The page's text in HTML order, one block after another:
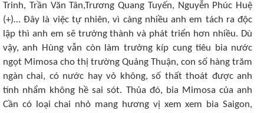
Trinh, Trần Văn Tân,Trương Quang Tuyến, Nguyễn Phúc Huệ
(+)… Đây là việc tự nhiên, vì càng nhiều anh em tách ra độc
lập thì anh em sẽ trưởng thành và phát triển hơn nhiều. Dù
vậy, anh Hùng vẫn còn làm trưởng kíp cung tiêu bia nước
ngọt Mimosa cho thị trường Quảng Thuận, con số hàng trăm
ngàn chai, có nước hay vỏ không, số thất thoát được anh
tính nhẩm không hề sai sót. Thủa đó, bia Mimosa của anh
Cần có loại chai nhỏ mang hương vị xem xem bia Saigon,